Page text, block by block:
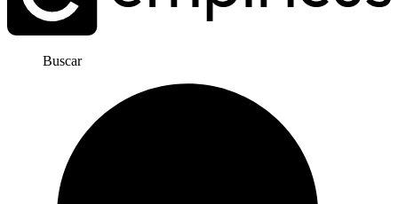
Buscar